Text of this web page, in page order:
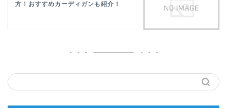
方！おすすめカーディガンも紹介！